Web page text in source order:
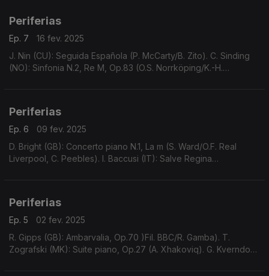
Periferias
Ep. 7
16 fev. 2025
J. Nin (CU): Seguida Española (P. McCarty/B. Zito). C. Sinding
(NO): Sinfonia N.2, Re M, Op.83 (O.S. Norrköping/K.-H.
Periferias
Ep. 6
09 fev. 2025
D. Bright (GB): Concerto piano N.1, La m (S. Ward/O.F. Real
Liverpool, C. Peebles). I. Baccusi (IT): Salve Regina
Periferias
Ep. 5
02 fev. 2025
R. Gipps (GB): Ambarvalia, Op.70 )Fil. BBC/R. Gamba). T.
Zografski (MK): Suite piano, Op.27 (A. Xhakoviq). G. Kverndokk